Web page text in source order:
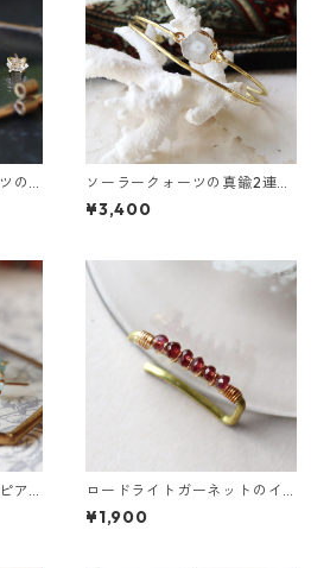
の
ソーラークォーツの真鍮2連バ
ングル
¥3,400
ア
ロードライトガーネットのイ
ヤーカフ（インダストリアル
風）
¥1,900